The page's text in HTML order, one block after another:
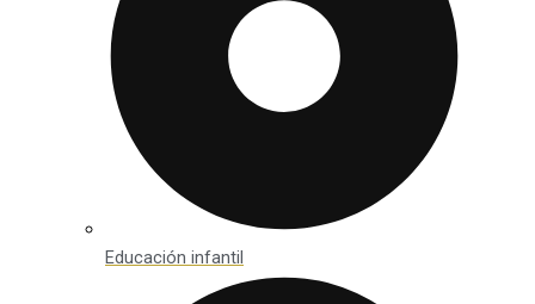
Educación infantil